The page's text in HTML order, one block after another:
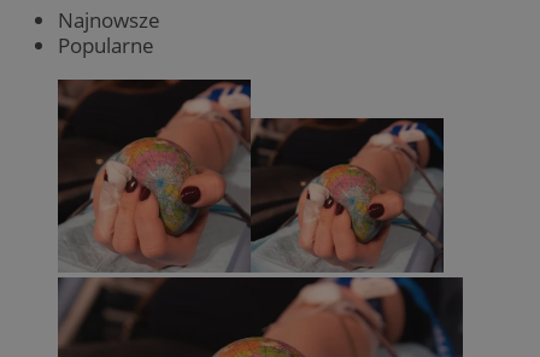
Najnowsze
Popularne